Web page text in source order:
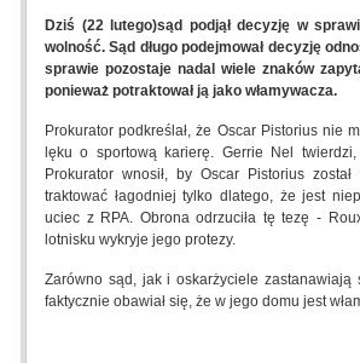
Dziś (22 lutego)sąd podjął decyzję w
wolność. Sąd długo podejmował decyzję
sprawie pozostaje nadal wiele znaków
ponieważ potraktował ją jako włamywacza.
Prokurator podkreślał, że Oscar Pistorius nie
lęku o sportową karierę. Gerrie Nel
Prokurator wnosił, by Oscar Pistorius
traktować łagodniej tylko dlatego, że jest
uciec z RPA. Obrona odrzuciła tę tezę -
lotnisku wykryje jego protezy.
Zarówno sąd, jak i oskarżyciele
faktycznie obawiał się, że w jego domu jest